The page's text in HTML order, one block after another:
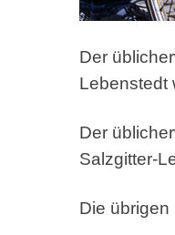
Der
Lebenstedt
Der
Salzgitter-
Die übrigen